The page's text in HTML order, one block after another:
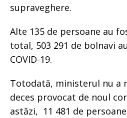
supraveghere.
Alte 135 de persoane au
total, 503 291 de bolnavi
COVID-19.
Totodată, ministerul nu a
deces provocat de noul
astăzi, 11 481 de